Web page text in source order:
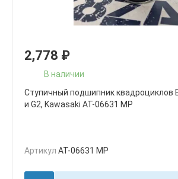
2,778 ₽
В наличии
Ступичный подшипник квадроциклов
и G2, Kawasaki AT-06631 MP
Артикул AT-06631 MP